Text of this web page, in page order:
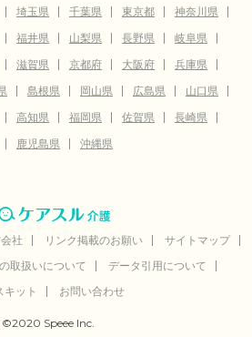
埼玉県 千葉県 東京都
神奈川県
福井県 山梨県 長野県
岐阜県
滋賀県 京都府 大阪府
兵庫県
島根県 岡山県 広島県
山口県
高知県 福岡県 佐賀県
長崎県
鹿児島県 沖縄県
社 リンク掲載のお願い
サイトマップ
取扱いについて
データ引用について
キット
お問い合わせ
©2020 Speee Inc.